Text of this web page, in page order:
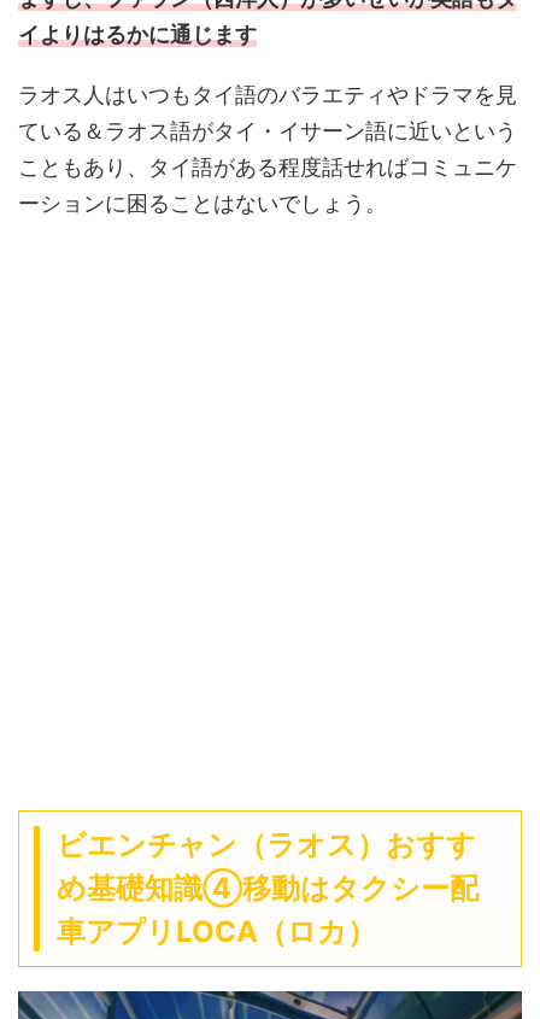
イよりはるかに通じます
ラオス人はいつもタイ語のバラエティやドラマを見
ている＆ラオス語がタイ・イサーン語に近いという
こともあり、タイ語がある程度話せればコミュニケ
ーションに困ることはないでしょう。
ビエンチャン（ラオス）おすす
め基礎知識④移動はタクシー配
車アプリLOCA（ロカ）